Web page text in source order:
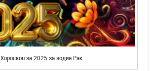
Хороскоп за 2025 за зодия Рак